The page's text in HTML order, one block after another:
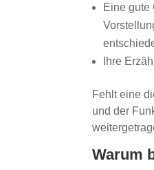
Eine gute
Ihre
Fehlt eine
und der
Warum